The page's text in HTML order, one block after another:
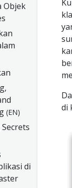
Objek
(EN)
di
di